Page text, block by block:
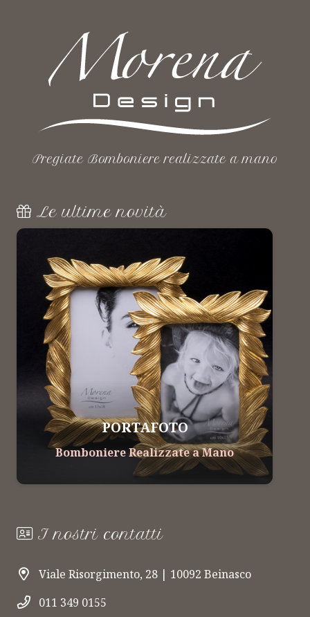
Pregiate Bomboniere realizzate a mano
Le ultime novità
LINEA FIORERARO
Bomboniere Realizzate a Mano
I nostri contatti
Viale Risorgimento, 28 | 10092 Beinasco
011 349 0155